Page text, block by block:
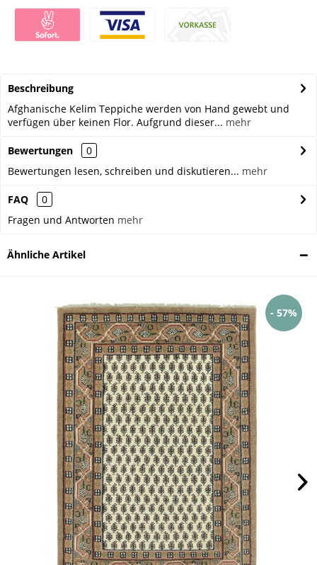
Beschreibung
Afghanische Kelim Teppiche werden von Hand gewebt und
verfügen über keinen Flor. Aufgrund dieser... mehr
Bewertungen
0
Bewertungen lesen, schreiben und diskutieren... mehr
FAQ
0
Fragen und Antworten mehr
Ähnliche Artikel
- 57%